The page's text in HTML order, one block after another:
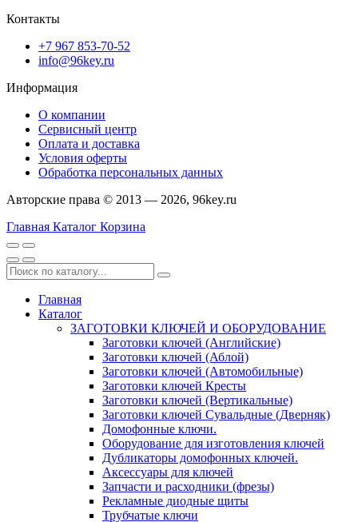
Контакты
+7 967 853-70-52
info@96key.ru
Информация
О компании
Сервисный центр
Оплата и доставка
Условия оферты
Обработка персональных данных
Авторские права © 2013 — 2026, 96key.ru
Главная Каталог Корзина
Главная
Каталог
ЗАГОТОВКИ КЛЮЧЕЙ И ОБОРУДОВАНИЕ
Заготовки ключей (Английские)
Заготовки ключей (Аблой)
Заготовки ключей (Автомобильные)
Заготовки ключей Кресты
Заготовки ключей (Вертикальные)
Заготовки ключей Сувальдные (Дверняк)
Домофонные ключи.
Оборудование для изготовления ключей
Дубликаторы домофонных ключей.
Аксессуары для ключей
Запчасти и расходники (фрезы)
Рекламные диодные щиты
Трубчатые ключи